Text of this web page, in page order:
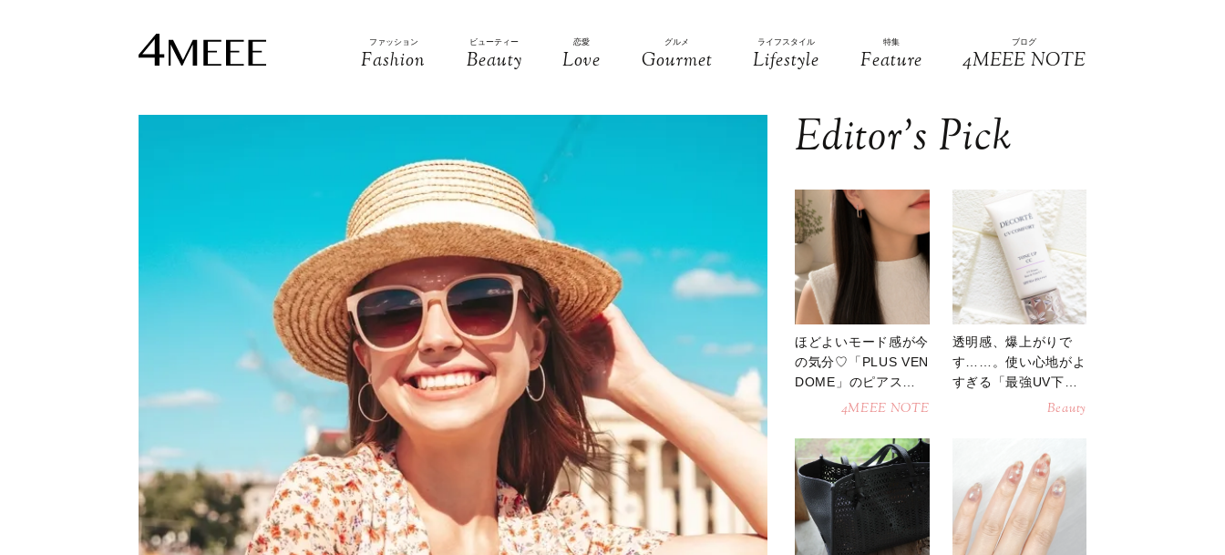
ファッション
Fashion
ビューティー
Beauty
恋愛
Love
グルメ
Gourmet
ライフスタイル
Lifestyle
特集
Feature
ブログ
4MEEE NOTE
Editor’s Pick
ほどよいモード感が今
の気分♡「PLUS VEN
DOME」のピアスが
4MEEE NOTE
透明感、爆上がりで
す……。使い心地がよ
すぎる「最強UV下
Beauty